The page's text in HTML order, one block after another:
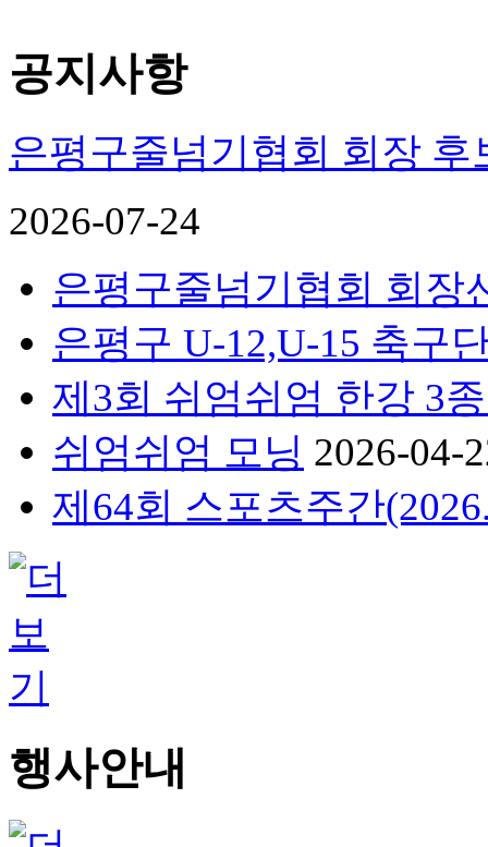
공지사항
은평구줄넘기협회 회장
2026-07-24
은평구줄넘기협회 회장
은평구 U-12,U-15 축구
제3회 쉬엄쉬엄 한강 3
쉬엄쉬엄 모닝 2026-04-
제64회 스포츠주간
행사안내